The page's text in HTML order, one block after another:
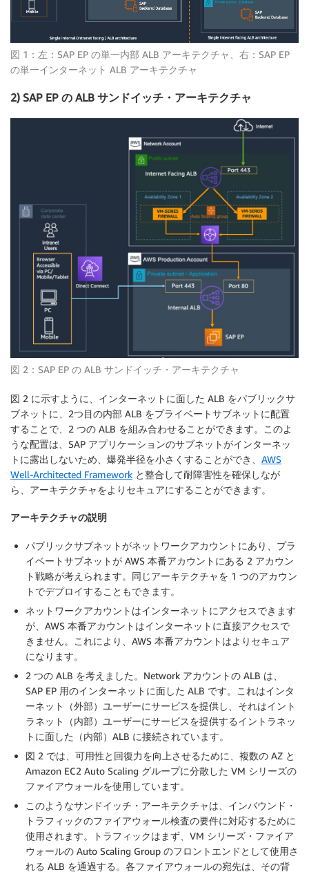
図 1：左：SAP EP の単一内部 ALB アーキテクチャ、右：SAP EP
の単一インターネット ALB アーキテクチャ
2) SAP EP の ALB サンドイッチ・アーキテクチャ
図 2：SAP EP の ALB サンドイッチ・アーキテクチャ
図 2 に示すように、インターネットに面した ALB をパブリックサ
ブネットに、2つ目の内部 ALB をプライベートサブネットに配置
することで、2 つの ALB を組み合わせることができます。このよ
うな配置は、SAP アプリケーションのサブネットがインターネッ
トに露出しないため、爆発半径を小さくすることができ、 AWS
Well-Architected Framework と整合して耐障害性を確保しなが
ら、アーキテクチャをよりセキュアにすることができます。
アーキテクチャの説明
パブリックサブネットがネットワークアカウントにあり、プラ
イベートサブネットが AWS 本番アカウントにある 2 アカウン
ト戦略が考えられます。同じアーキテクチャを 1 つのアカウン
トでデプロイすることもできます。
ネットワークアカウントはインターネットにアクセスできます
が、AWS 本番アカウントはインターネットに直接アクセスで
きません。これにより、AWS 本番アカウントはよりセキュア
になります。
2 つの ALB を考えました。Network アカウントの ALB は、
SAP EP 用のインターネットに面した ALB です。これはインタ
ーネット（外部）ユーザーにサービスを提供し、それはイント
ラネット（内部）ユーザーにサービスを提供するイントラネッ
トに面した（内部）ALB に接続されています。
図 2 では、可用性と回復力を向上させるために、複数の AZ と
Amazon EC2 Auto Scaling グループに分散した VM シリーズの
ファイアウォールを使用しています。
このようなサンドイッチ・アーキテクチャは、インバウンド・
トラフィックのファイアウォール検査の要件に対応するために
使用されます。トラフィックはまず、VM シリーズ・ファイア
ウォールの Auto Scaling Group のフロントエンドとして使用さ
れる ALB を通過する。各ファイアウォールの宛先は、その背